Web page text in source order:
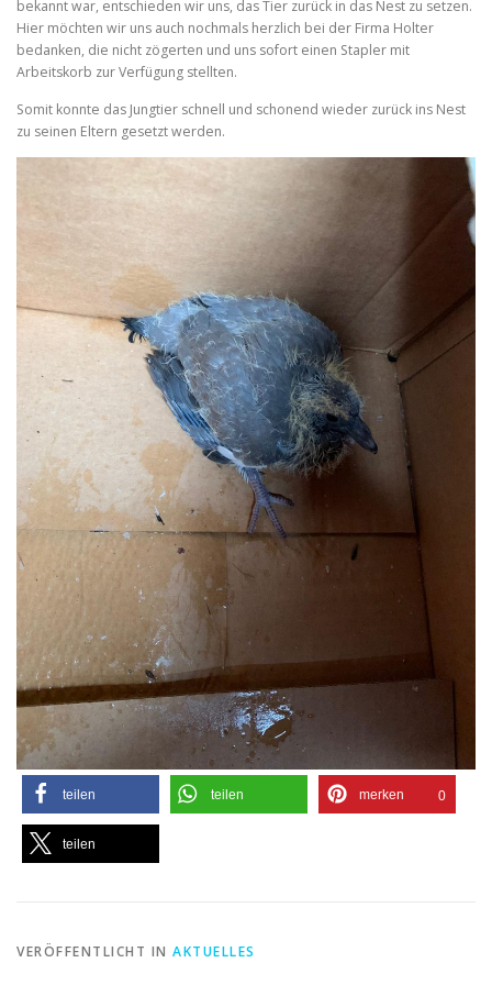
bekannt war, entschieden wir uns, das Tier zurück in das Nest zu setzen.
Hier möchten wir uns auch nochmals herzlich bei der Firma Holter
bedanken, die nicht zögerten und uns sofort einen Stapler mit
Arbeitskorb zur Verfügung stellten.
Somit konnte das Jungtier schnell und schonend wieder zurück ins Nest
zu seinen Eltern gesetzt werden.
teilen teilen merken 0
teilen
VERÖFFENTLICHT IN AKTUELLES